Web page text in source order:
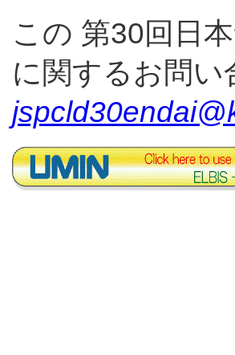
この 第30回日
に関するお問